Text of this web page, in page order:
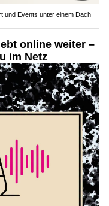
und Events unter einem Dach
online weiter –
im Netz